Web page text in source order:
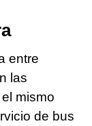
entre
las
mismo
de bus